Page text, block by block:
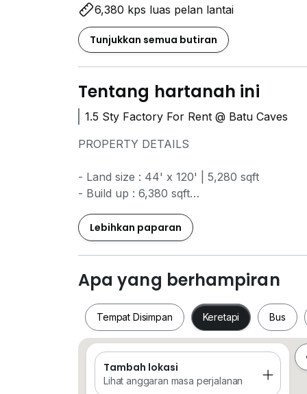
6,380 kps luas pelan lantai
Tunjukkan semua butiran
Tentang hartanah ini
1.5 Sty Factory For Rent @ Batu Caves
PROPERTY DETAILS
- Land size : 44' x 120' | 5,280 sqft
- Build up : 6,380 sqft
- Height : 40ft
- Vacant
==========================
Asking Rental : RM 16,000 / mth
==========================
For More Info & Viewing Arrangement :
Jack Lai | REN 02041
012_327_0314
Lebihkan paparan
Apa yang berhampiran
Tempat Disimpan Keretapi Bus
Tempat Disimpan
Tambah lokasi
Lihat anggaran masa perjalanan